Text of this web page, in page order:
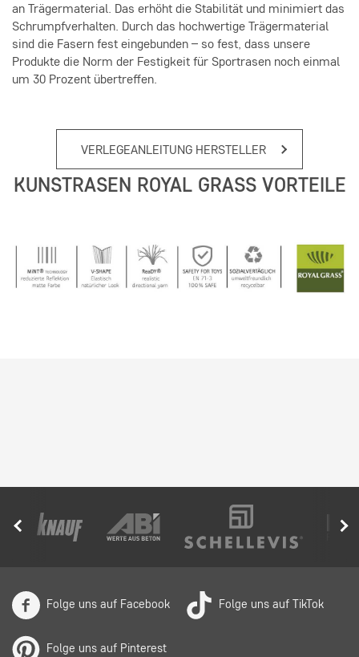
an Trägermaterial. Das erhöht die Stabilität und minimiert das
Schrumpfverhalten. Durch das hochwertige Trägermaterial
sind die Fasern fest eingebunden – so fest, dass unsere
Produkte die Norm der Festigkeit für Sportrasen noch einmal
um 30 Prozent übertreffen.
VERLEGEANLEITUNG HERSTELLER
KUNSTRASEN ROYAL GRASS VORTEILE
Folge uns auf Facebook Folge uns auf TikTok
Folge uns auf Pinterest